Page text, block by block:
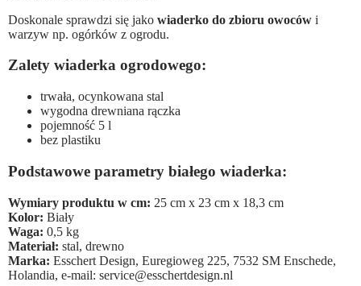
Doskonale sprawdzi się jako wiaderko do zbioru owoców i
warzyw np. ogórków z ogrodu.
Zalety wiaderka ogrodowego:
trwała, ocynkowana stal
wygodna drewniana rączka
pojemność 5 l
bez plastiku
Podstawowe parametry białego wiaderka:
Wymiary produktu w cm: 25 cm x 23 cm x 18,3 cm
Kolor: Biały
Waga: 0,5 kg
Materiał: stal, drewno
Marka: Esschert Design, Euregioweg 225, 7532 SM Enschede,
Holandia, e-mail: service@esschertdesign.nl